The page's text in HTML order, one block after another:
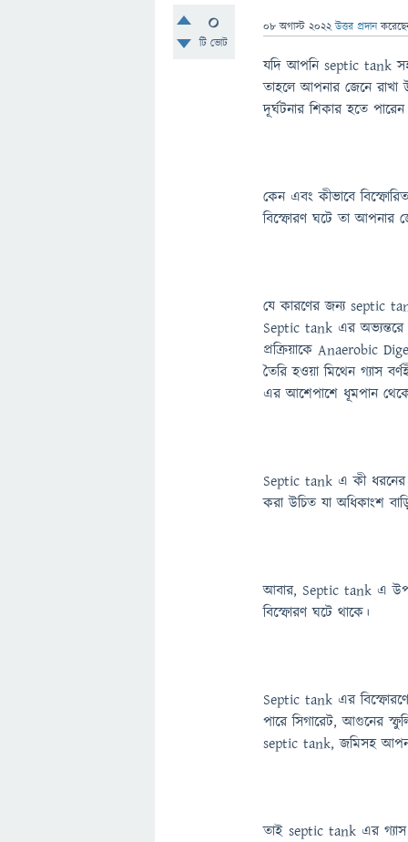
0
টি ভোট
08 অগাস্ট 2022 উত্তর প্রদান
যদি আপনি septic tank
তাহলে আপনার জেনে
দূর্ঘটনার শিকার হতে
কেন এবং কীভাবে
বিস্ফোরণ ঘটে তা আপনার
যে কারণের জন্য septic
Septic tank এর অভ্যন্তরে
প্রক্রিয়াকে Anaerobic
তৈরি হওয়া মিথেন গ্যাস
এর আশেপাশে ধূমপান
Septic tank এ কী ধরনের
করা উচিত যা অধিকাংশ
আবার, Septic tank এ
বিস্ফোরণ ঘটে থাকে।
Septic tank এর
পারে সিগারেট, আগুনের
septic tank, জমিসহ
তাই septic tank এর গ্যাস